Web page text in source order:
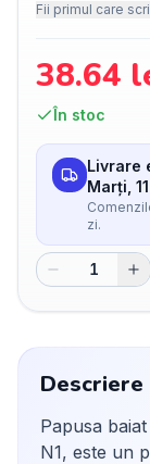
Fii primul care
38.64
În stoc
Livrare
Marți,
zi.
Descriere
Papusa
N1, este un